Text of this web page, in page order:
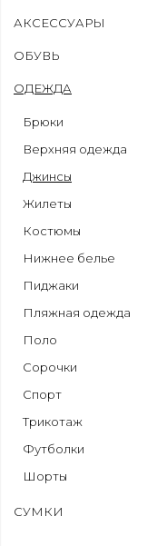
АКСЕССУАРЫ
ОБУВЬ
ОДЕЖДА
Брюки
Верхняя одежда
Джинсы
Жилеты
Костюмы
Нижнее белье
Пиджаки
Пляжная одежда
Поло
Сорочки
Спорт
Трикотаж
Футболки
Шорты
СУМКИ